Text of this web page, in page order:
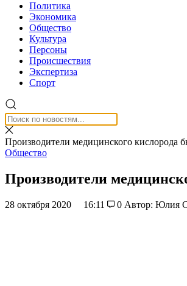
Политика
Экономика
Общество
Культура
Персоны
Происшествия
Экспертиза
Спорт
Производители медицинского кислорода
Общество
Производители
28 октября 2020 16:11 0 Автор: Юлия